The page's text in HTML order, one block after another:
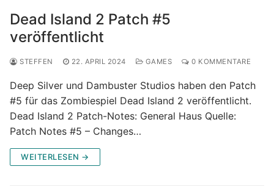
Dead Island 2 Patch #5
veröffentlicht
STEFFEN 22. APRIL 2024 GAMES 0 KOMMENTARE
Deep Silver und Dambuster Studios haben den Patch
#5 für das Zombiespiel Dead Island 2 veröffentlicht.
Dead Island 2 Patch-Notes: General Haus Quelle:
Patch Notes #5 – Changes…
WEITERLESEN →